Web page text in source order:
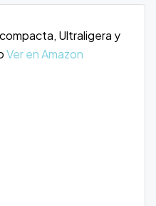
Ultraligera y
Ver en Amazon